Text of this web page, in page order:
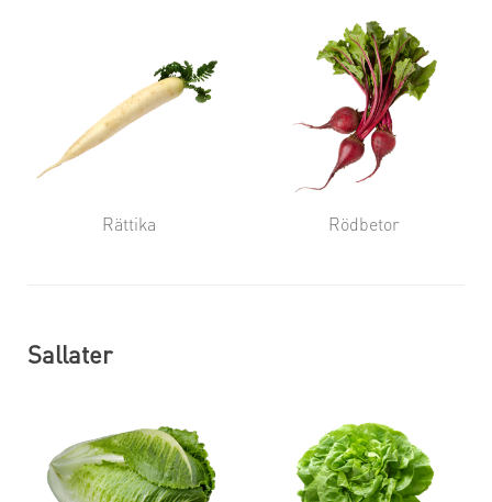
Rättika Rödbetor
Sallater